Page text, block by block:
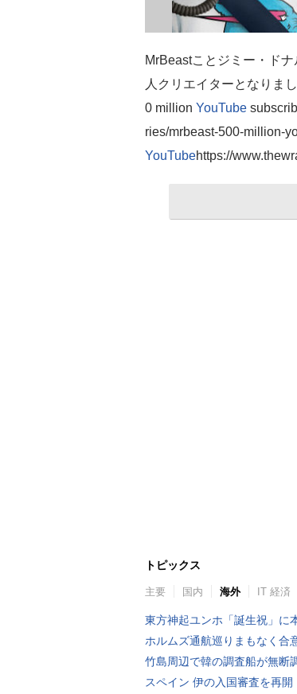
MrBeastことジミー・ドナ
人クリエイターとなりま
0 million YouTube
ries/mrbeast-500-million-
YouTubehttps://
トピックス
主要 国内 海外 IT 経済
東方神起ユンホ「誕生祝」に
ホルムズ通航巡りまもなく合
竹島周辺で韓の調査船が無断
スペイン 伊の入国審査を再開